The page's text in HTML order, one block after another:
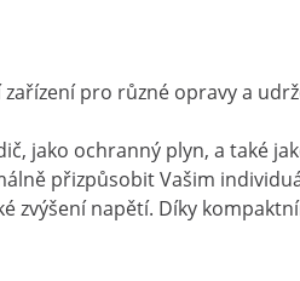
pro různé opravy a
jako ochranný plyn, a také
přizpůsobit Vašim
zvýšení napětí. Díky